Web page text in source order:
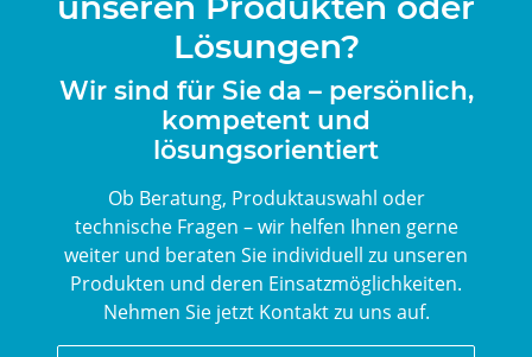
Lösungen?
Wir sind für Sie da – persönlich,
kompetent und
lösungsorientiert
Ob Beratung, Produktauswahl oder
technische Fragen – wir helfen Ihnen gerne
weiter und beraten Sie individuell zu unseren
Produkten und deren Einsatzmöglichkeiten.
Nehmen Sie jetzt Kontakt zu uns auf.